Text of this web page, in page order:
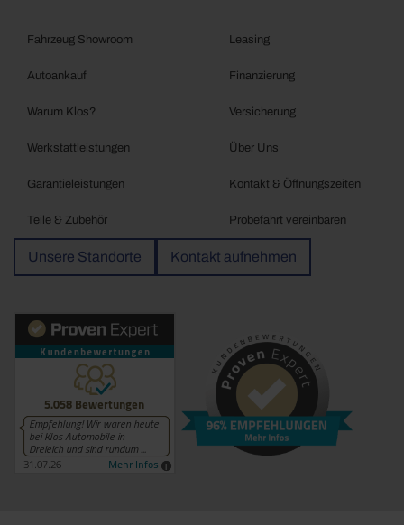
Fahrzeug Showroom
Autoankauf
Warum Klos?
Werkstattleistungen
Garantieleistungen
Teile & Zubehör
Leasing
Finanzierung
Versicherung
Über Uns
Kontakt & Öffnungszeiten
Probefahrt vereinbaren
Unsere Standorte Kontakt aufnehmen